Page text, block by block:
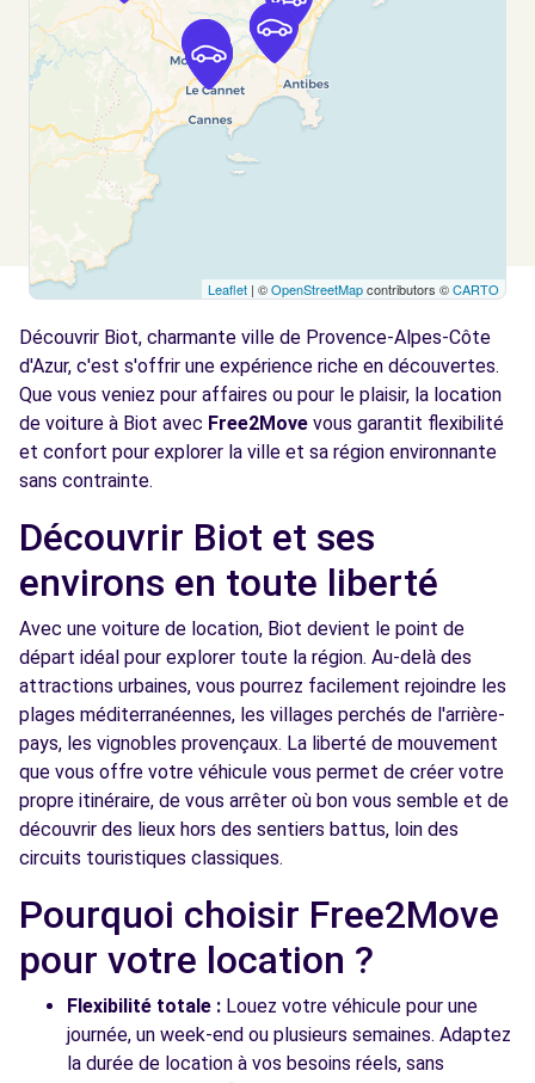
Free2Move Rent - CHOPARD NICE SCC -
CAGNES-SUR-MER (C)
ROUTE DU CHEIRON
CAGNES-SUR-MER, 06800
Voir l'agence
Free2Move Rent - GARAGE LES REYNES -
5.3
km
RUE DES REYNES
CAGNES-SUR-MER, 06800
Free2move Rent - CHOPARD CANNES SCC -
MOUGINS (C)
235 ROUTE DU CANNET
Voir l'agence
Free2move Rent - CHOPARD CANNES SCC -
MOUGINS (D)
8.5
235 ROUTE DU CANNET
MOUGINS, 06250
Voir l'agence
Free2move Rent - CHOPARD CANNES SCP -
MOUGINS (P)
235 ROUTE DU CANNET
MOUGINS, 06250
Leaflet | ©OpenStreetMapcontributors ©CARTO
Découvrir Biot, charmante ville de Provence-Alpes-Côte
d'Azur, c'est s'offrir une expérience riche en découvertes.
Que vous veniez pour affaires ou pour le plaisir, la location
de voiture à Biot avec Free2Move vous garantit flexibilité
et confort pour explorer la ville et sa région environnante
sans contrainte.
Découvrir Biot et ses
environs en toute liberté
Avec une voiture de location, Biot devient le point de
départ idéal pour explorer toute la région. Au-delà des
attractions urbaines, vous pourrez facilement rejoindre les
plages méditerranéennes, les villages perchés de l'arrière-
pays, les vignobles provençaux. La liberté de mouvement
que vous offre votre véhicule vous permet de créer votre
propre itinéraire, de vous arrêter où bon vous semble et de
découvrir des lieux hors des sentiers battus, loin des
circuits touristiques classiques.
Pourquoi choisir Free2Move
pour votre location ?
Flexibilité totale : Louez votre véhicule pour une
journée, un week-end ou plusieurs semaines. Adaptez
la durée de location à vos besoins réels, sans